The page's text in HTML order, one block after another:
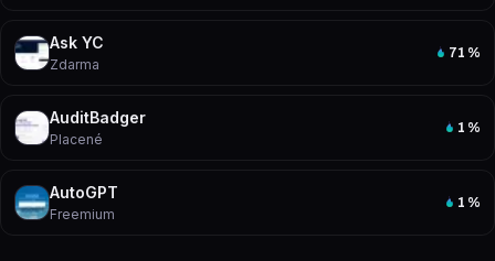
Ask YC
Zdarma
71 %
AuditBadger
Placené
1 %
AutoGPT
Freemium
1 %